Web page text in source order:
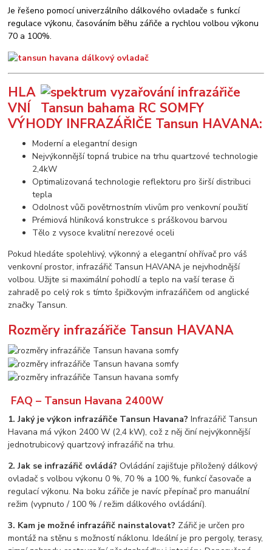
Je řešeno pomocí univerzálního dálkového ovladače s funkcí
regulace výkonu, časováním běhu zářiče a rychlou volbou výkonu
70 a 100%.
HLA
VNÍ
VÝHODY INFRAZÁŘIČE Tansun HAVANA:
Moderní a elegantní design
Nejvýkonnější topná trubice na trhu quartzové technologie
2,4kW
Optimalizovaná technologie reflektoru pro širší distribuci
tepla
Odolnost vůči povětrnostním vlivům pro venkovní použití
Prémiová hliníková konstrukce s práškovou barvou
Tělo z vysoce kvalitní nerezové oceli
Pokud hledáte spolehlivý, výkonný a elegantní ohřívač pro váš
venkovní prostor, infrazářič Tansun HAVANA je nejvhodnější
volbou. Užijte si maximální pohodlí a teplo na vaší terase či
zahradě po celý rok s tímto špičkovým infrazářičem od anglické
značky Tansun.
Rozměry infrazářiče Tansun HAVANA
FAQ – Tansun Havana 2400W
1. Jaký je výkon infrazářiče Tansun Havana? Infrazářič Tansun
Havana má výkon 2400 W (2,4 kW), což z něj činí nejvýkonnější
jednotrubicový quartzový infrazářič na trhu.
2. Jak se infrazářič ovládá? Ovládání zajišťuje přiložený dálkový
ovladač s volbou výkonu 0 %, 70 % a 100 %, funkcí časovače a
regulací výkonu. Na boku zářiče je navíc přepínač pro manuální
režim (vypnuto / 100 % / režim dálkového ovládání).
3. Kam je možné infrazářič nainstalovat? Zářič je určen pro
montáž na stěnu s možností náklonu. Ideální je pro pergoly, terasy,